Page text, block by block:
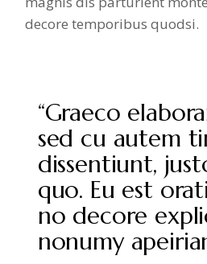
decore temporibus quodsi.
“Graeco
sed cu autem
dissentiunt,
quo. Eu est
no decore
nonumy